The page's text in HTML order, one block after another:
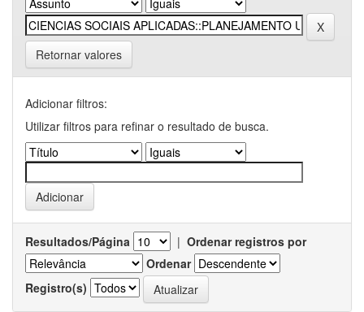
Retornar valores
Adicionar filtros:
Utilizar filtros para refinar o resultado de busca.
Resultados/Página | Ordenar registros por
Ordenar
Registro(s)